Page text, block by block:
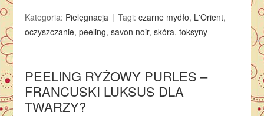
Kategoria: Pielęgnacja Tagi:czarne mydło, L'Orient,
oczyszczanie,peeling,savon noir,skóra,toksyny
PEELING RYŻOWY PURLES –
FRANCUSKI LUKSUS DLA
TWARZY?